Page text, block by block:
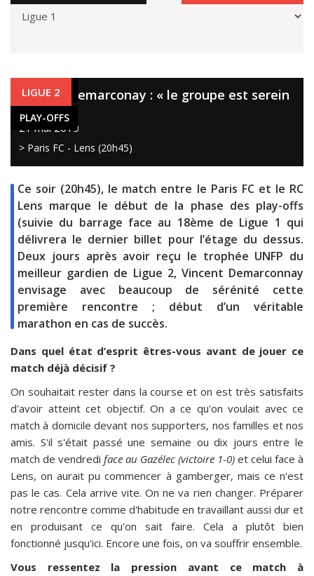
PLAY-OFFS
LIGUE 2
PLAY-OFFS
Vincent Demarconay : « le groupe est serein
»
21 mai 2019
> Paris FC - Lens (20h45)
Ce soir (20h45), le match entre le Paris FC et le RC
Lens marque le début de la phase des play-offs
(suivie du barrage face au 18ème de Ligue 1 qui
délivrera le dernier billet pour l’étage du dessus.
Deux jours après avoir reçu le trophée UNFP du
meilleur gardien de Ligue 2, Vincent Demarconnay
envisage avec beaucoup de sérénité cette
première rencontre ; début d’un véritable
marathon en cas de succès.
Dans quel état d’esprit êtres-vous avant de jouer ce
match déjà décisif ?
On souhaitait rester dans la course et on est très satisfaits
d'avoir atteint cet objectif. On a ce qu'on voulait avec ce
match à domicile devant nos supporters, nos familles et nos
amis. S'il s'était passé une semaine ou dix jours entre le
match de vendredi face au Gazélec (victoire 1-0) et celui face à
Lens, on aurait pu commencer à gamberger, mais ce n'est
pas le cas. Cela arrive vite. On ne va rien changer. Préparer
notre rencontre comme d'habitude en travaillant aussi dur et
en produisant ce qu'on sait faire. Cela a plutôt bien
fonctionné jusqu'ici. Encore une fois, on va souffrir ensemble.
Vous ressentez la pression avant ce match à